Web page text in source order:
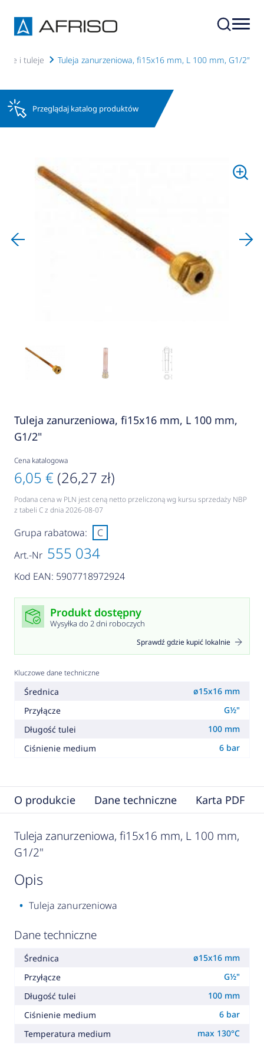
i tuleje Tuleja zanurzeniowa, fi15x16 mm, L 100 mm, G1/2"
Przeglądaj katalog produktów
Tuleja zanurzeniowa, fi15x16 mm, L 100 mm,
G1/2"
Cena katalogowa
6,05 € (26,27 zł)
Podana cena w PLN jest ceną netto przeliczoną wg kursu sprzedaży NBP
z tabeli C z dnia 2026-08-07
Art.-Nr 555 034
Kod EAN: 5907718972924
Grupa rabatowa: C
Produkt dostępny
Wysyłka do 2 dni roboczych
Sprawdź gdzie kupić lokalnie
Kluczowe dane techniczne
Średnica
ø15x16 mm
Przyłącze
G½"
Długość tulei
100 mm
Ciśnienie medium
6 bar
O produkcie Dane techniczne Karta PDF
Tuleja zanurzeniowa, fi15x16 mm, L 100 mm,
G1/2"
opis
Tuleja zanurzeniowa
Dane techniczne
Średnica
ø15x16 mm
Przyłącze
G½"
Długość tulei
100 mm
Ciśnienie medium
6 bar
Temperatura medium
max 130°C